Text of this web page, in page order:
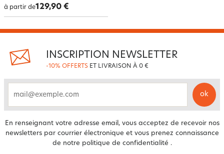
à partir de129,90 €
INSCRIPTION NEWSLETTER
-10% OFFERTS ET LIVRAISON À 0 €
ok
En renseignant votre adresse email, vous acceptez de recevoir nos
newsletters par courrier électronique et vous prenez connaissance
de notre politique de confidentialité .